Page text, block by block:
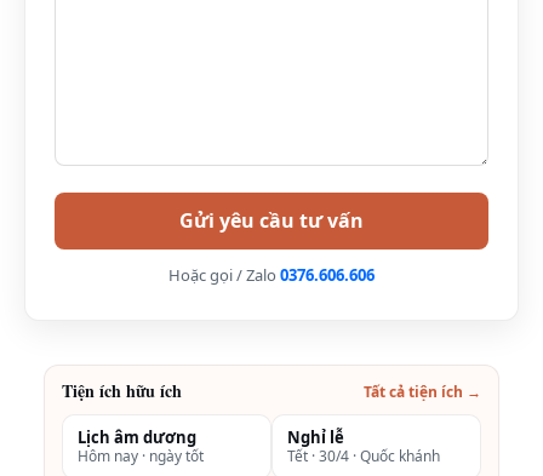
Three
Villa with
Private
213 6.800.000vnđ
Bedroom
275 8.300.000vnđ
Hoặc gọi / Zalo 0376.606.606
Tiện ích hữu ích Tất cả tiện ích →
Lịch âm dương
Hôm nay · ngày tốt
Nghỉ lễ
Tết · 30/4 · Quốc khánh